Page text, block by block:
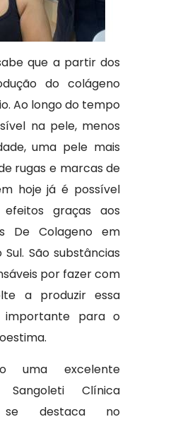
que a partir dos
do colágeno
Ao longo do tempo
na pele, menos
uma pele mais
rugas e marcas de
hoje já é possível
graças aos
De Colageno em
São substâncias
por fazer com
a produzir essa
importante para o
uma excelente
Sangoleti Clínica
se destaca no